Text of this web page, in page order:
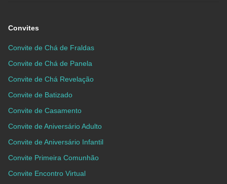
Convites
Convite de Chá de Fraldas
Convite de Chá de Panela
Convite de Chá Revelação
Convite de Batizado
Convite de Casamento
Convite de Aniversário Adulto
Convite de Aniversário Infantil
Convite Primeira Comunhão
Convite Encontro Virtual